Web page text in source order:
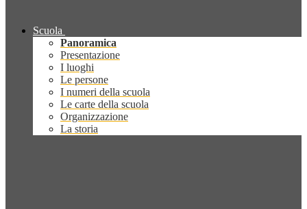
Scuola
Panoramica
Presentazione
I luoghi
Le persone
I numeri della scuola
Le carte della scuola
Organizzazione
La storia